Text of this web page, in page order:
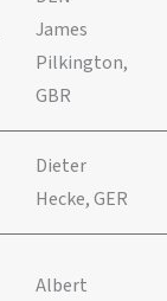
James
Pilkington,
GBR
Dieter
Hecke, GER
Albert